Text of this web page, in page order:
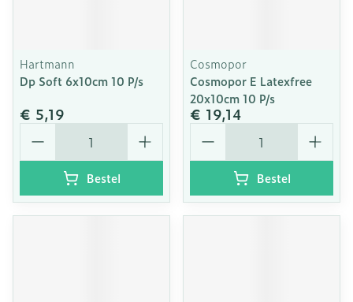
Hartmann
Dp Soft 6x10cm 10 P/s
€ 5,19
Aantal
Bestel
Cosmopor
Cosmopor E Latexfree
20x10cm 10 P/s
€ 19,14
Aantal
Bestel